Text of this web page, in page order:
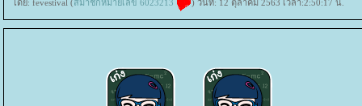
ดย: fevestival (สมาชิกหมายเลข 6023213 ) วันที่: 12 ตุลาคม 2563 เวลา:2:50:17 น.